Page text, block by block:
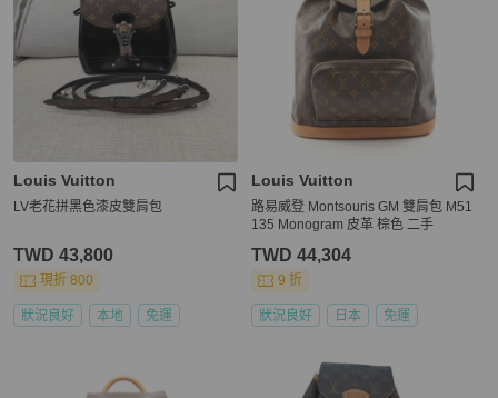
Louis Vuitton
LV老花拼黑色漆皮雙肩包
TWD 43,800
現折 800
狀況良好 本地 免運
Louis Vuitton
路易威登 Montsouris GM 雙肩包 M51
135 Monogram 皮革 棕色 二手
TWD 44,304
9 折
狀況良好 日本 免運